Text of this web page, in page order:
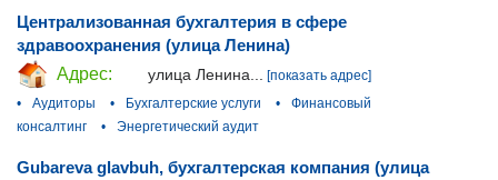
Централизованная бухгалтерия в сфере
здравоохранения (улица Ленина)
Адрес:
улица Ленина...
[показать адрес]
•
Аудиторы • Бухгалтерские услуги •
Финансовый
консалтинг
• Энергетический аудит
Gubareva glavbuh, бухгалтерская компания (улица